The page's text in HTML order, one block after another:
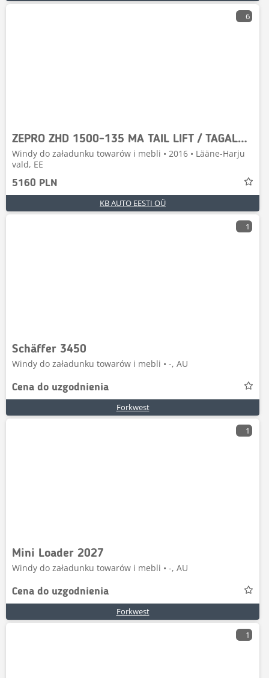
6
ZEPRO ZHD 1500-135 MA TAIL LIFT / TAGALUUKTÕSTUK
Windy do załadunku towarów i mebli • 2016 • Lääne-Harju
vald, EE
5160 PLN
KB AUTO EESTI OÜ
1
Schäffer 3450
Windy do załadunku towarów i mebli • -, AU
Cena do uzgodnienia
Forkwest
1
Mini Loader 2027
Windy do załadunku towarów i mebli • -, AU
Cena do uzgodnienia
Forkwest
1